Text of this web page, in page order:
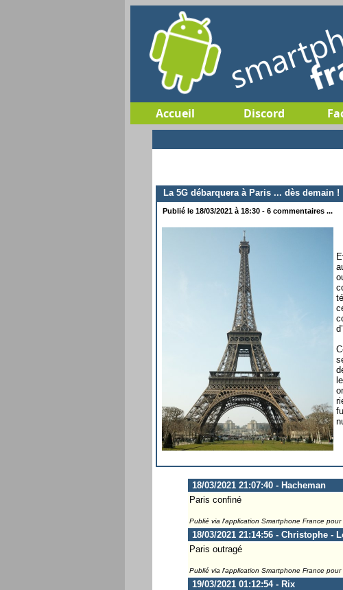
Accueil Discord
La 5G débarquera à Paris ... dès demain !
Publié le 18/03/2021 à 18:30 - 6 commentaires ...
18/03/2021 21:07:40 - Hacheman
Paris confiné
Publié via l'application Smartphone France pour
18/03/2021 21:14:56 - Christophe -
Paris outragé
Publié via l'application Smartphone France pour
19/03/2021 01:12:54 - Rix